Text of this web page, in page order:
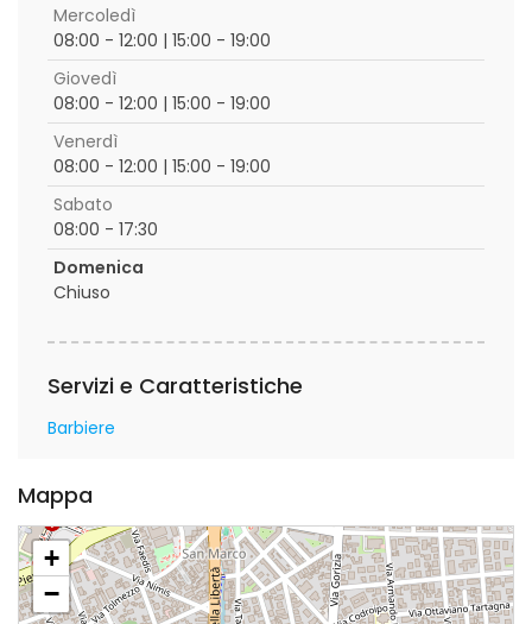
Mercoledì
08:00 - 12:00 | 15:00 - 19:00
Giovedì
08:00 - 12:00 | 15:00 - 19:00
Venerdì
08:00 - 12:00 | 15:00 - 19:00
Sabato
08:00 - 17:30
Domenica
Chiuso
Servizi e Caratteristiche
Barbiere
Mappa
+
−